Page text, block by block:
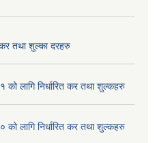
तथा शुल्का दरहरु
को लागि निर्धारित कर तथा शुल्कहरु
को लागि निर्धारित कर तथा शुल्कहरु